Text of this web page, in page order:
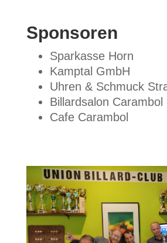
Sponsoren
Sparkasse Horn
Kamptal GmbH
Uhren & Schmuck
Billardsalon Carambol
Cafe Carambol